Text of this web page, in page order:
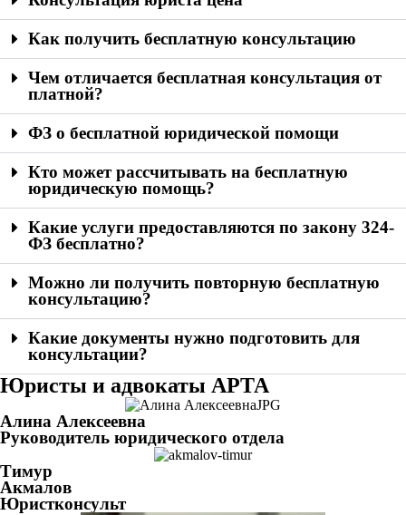
Как получить бесплатную консультацию
Чем отличается бесплатная консультация от
платной?
ФЗ о бесплатной юридической помощи
Кто может рассчитывать на бесплатную
юридическую помощь?
Какие услуги предоставляются по закону 324-
ФЗ бесплатно?
Можно ли получить повторную бесплатную
консультацию?
Какие документы нужно подготовить для
консультации?
Юристы и адвокаты АРТА
Алина Алексеевна
Руководитель юридического отдела
Тимур
Акмалов
Юристконсульт